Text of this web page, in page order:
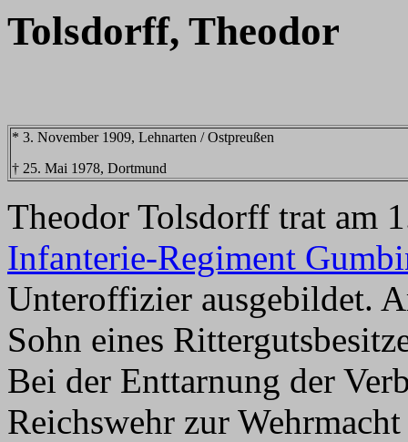
Tolsdorff, Theodor
* 3. November 1909, Lehnarten / Ostpreußen
† 25. Mai 1978, Dortmund
Theodor Tolsdorff trat am
Infanterie-Regiment
Unteroffizier ausgebildet.
Sohn eines
Bei der Enttarnung der
Reichswehr zur